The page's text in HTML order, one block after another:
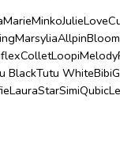
MarieMinkoJulieLove
MarsyliaAllpinBloom
ColletLoopiMelody
BlackTutu WhiteBibi
LauraStarSimiQubic